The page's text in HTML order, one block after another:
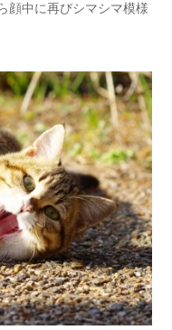
顔中に再びシマシマ模様